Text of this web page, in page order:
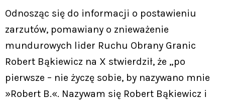
Odnosząc się do informacji o postawieniu
zarzutów, pomawiany o znieważenie
mundurowych lider Ruchu Obrany Granic
Robert Bąkiewicz na X stwierdził, że „po
pierwsze – nie życzę sobie, by nazywano mnie
»Robert B.«. Nazywam się Robert Bąkiewicz i